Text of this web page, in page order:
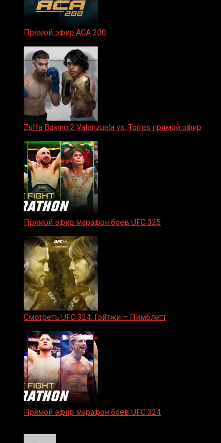
Прямой эфир ACA 200
Zuffa Boxing 2 Valenzuela vs. Torres прямой эфир
Прямой эфир марафон боев UFC 325
Смотреть UFC 324: Гэйтжи – Пимблетт
Прямой эфир марафон боев UFC 324